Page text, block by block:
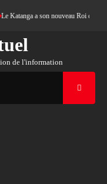
a son nouveau Roi des Mots
de l'information